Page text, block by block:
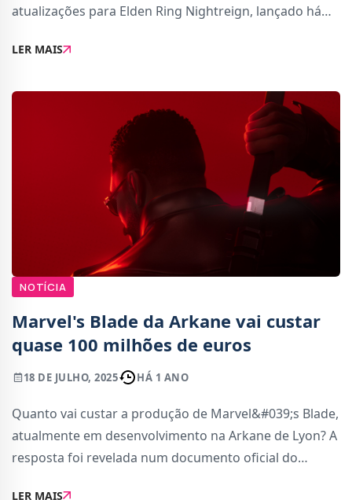
atualizações para Elden Ring Nightreign, lançado há
projeto exclusivo para a Nintendo Switch 2.Segundo
LER MAIS
NOTÍCIA
Marvel's Blade da Arkane vai custar
quase 100 milhões de euros
18 DE JULHO, 2025 HÁ 1 ANO
Quanto vai custar a produção de Marvel&#039;s Blade,
atualmente em desenvolvimento na Arkane de Lyon? A
resposta foi revelada num documento oficial do
LER MAIS